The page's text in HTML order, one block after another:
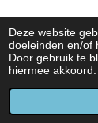
Deze website
doeleinden en/of
Door gebruik te
hiermee akkoord.